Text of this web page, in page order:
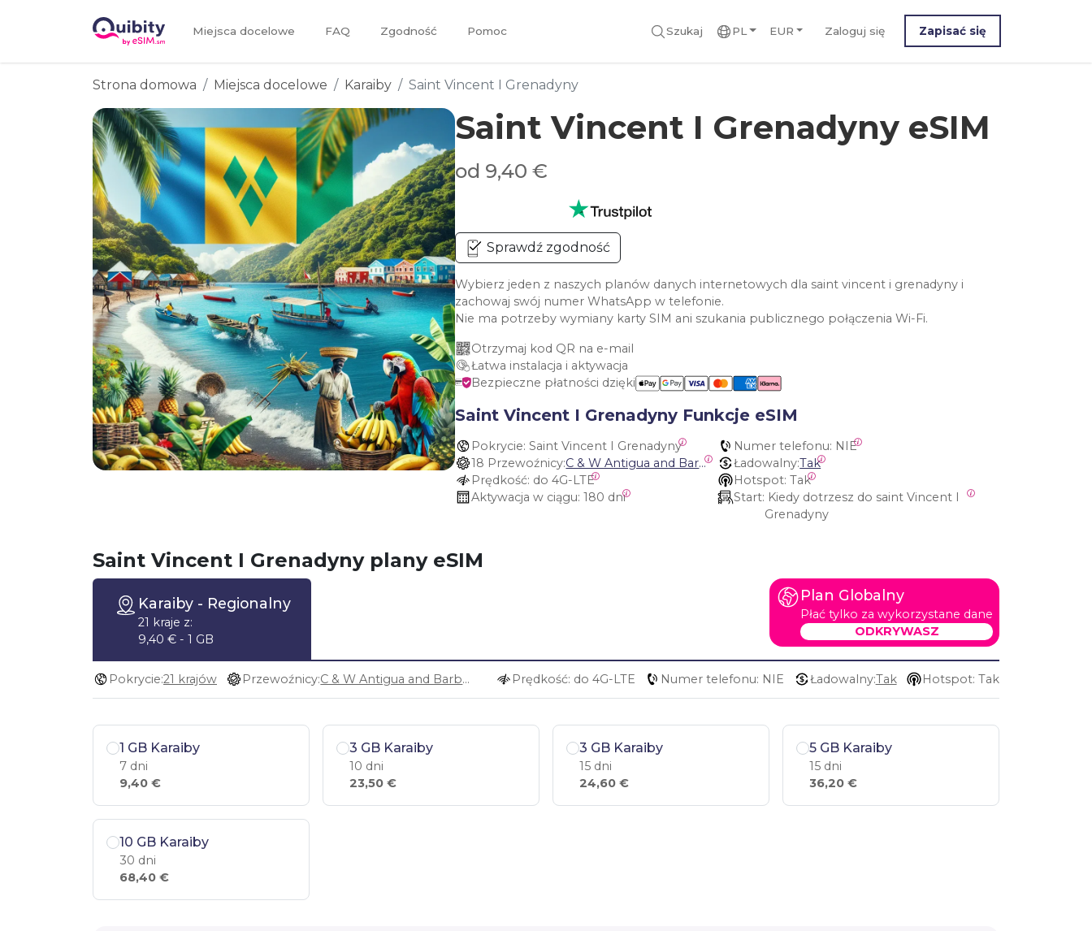
Miejsca docelowe FAQ Zgodność Pomoc Szukaj PL EUR Zaloguj się Zapisać się
Strona domowa Miejsca docelowe Karaiby Saint Vincent I Grenadyny
Saint Vincent I Grenadyny eSIM
od 9,40 €
Sprawdź zgodność
Wybierz jeden z naszych planów danych internetowych dla saint vincent i grenadyny i
zachowaj swój numer WhatsApp w telefonie.
Nie ma potrzeby wymiany karty SIM ani szukania publicznego połączenia Wi-Fi.
Otrzymaj kod QR na e-mail
Łatwa instalacja i aktywacja
Bezpieczne płatności dzięki
Saint Vincent I Grenadyny Funkcje eSIM
Pokrycie: Saint Vincent I Grenadyny Numer telefonu: NIE
18 Przewoźnicy:
C & W Antigua and Barbuda, Cable and Wireless Anguilla, Cable & Wireless - LIME, Setel Netherlands Antilles, BTC Bahamas, C&W (Flow), Claro, Bouygues/DigiCel, Dauphin, Free, Cable & Wireless Jamaica, Cable & Wireless Saint Kitts and Nevis, Cable & Wireless Saint Lucia, Cable & Wireless Montserrat, Liberty, Telephone Company Puerto Rico , Cable & Wireless, C & W Saint Vincent and Grenadines Ładowalny:Tak
Prędkość: do 4G-LTE Hotspot: Tak
Aktywacja w ciągu: 180 dni Start:
Grenadyny
Saint Vincent I Grenadyny plany eSIM
Karaiby- Regionalny
21 kraje z:
9,40 € - 1 GB
Plan Globalny
Płać tylko za wykorzystane dane
ODKRYWASZ
Pokrycie:21 krajów Przewoźnicy: C & W Antigua and Barbuda, Cable and Wireless Anguilla, Cable & Wireless - LIME, Setel Netherlands Antilles, BTC Bahamas, C&W (Flow), Claro, Bouygues/DigiCel, Dauphin, Free, Cable & Wireless Jamaica, Cable & Wireless Saint Kitts and Nevis, Cable & Wireless Saint Lucia, Cable & Wireless Montserrat, Liberty, Telephone Company Puerto Rico , Cable & Wireless, C & W Saint Vincent and Grenadines Prędkość: do 4G-LTE Numer telefonu: NIE Ładowalny:Tak Hotspot: Tak
1 GB Karaiby
7 dni
9,40 €
3 GB Karaiby
10 dni
23,50 €
3 GB Karaiby
15 dni
24,60 €
5 GB Karaiby
15 dni
36,20 €
10 GB Karaiby
30 dni
68,40 €